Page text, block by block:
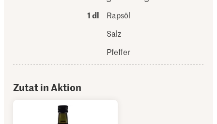
1 dl
Rapsöl
Salz
Pfeffer
Zutat in Aktion